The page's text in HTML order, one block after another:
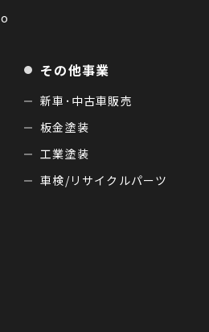
その他事業
新車･中古車販売
板金塗装
工業塗装
車検/リサイクルパーツ